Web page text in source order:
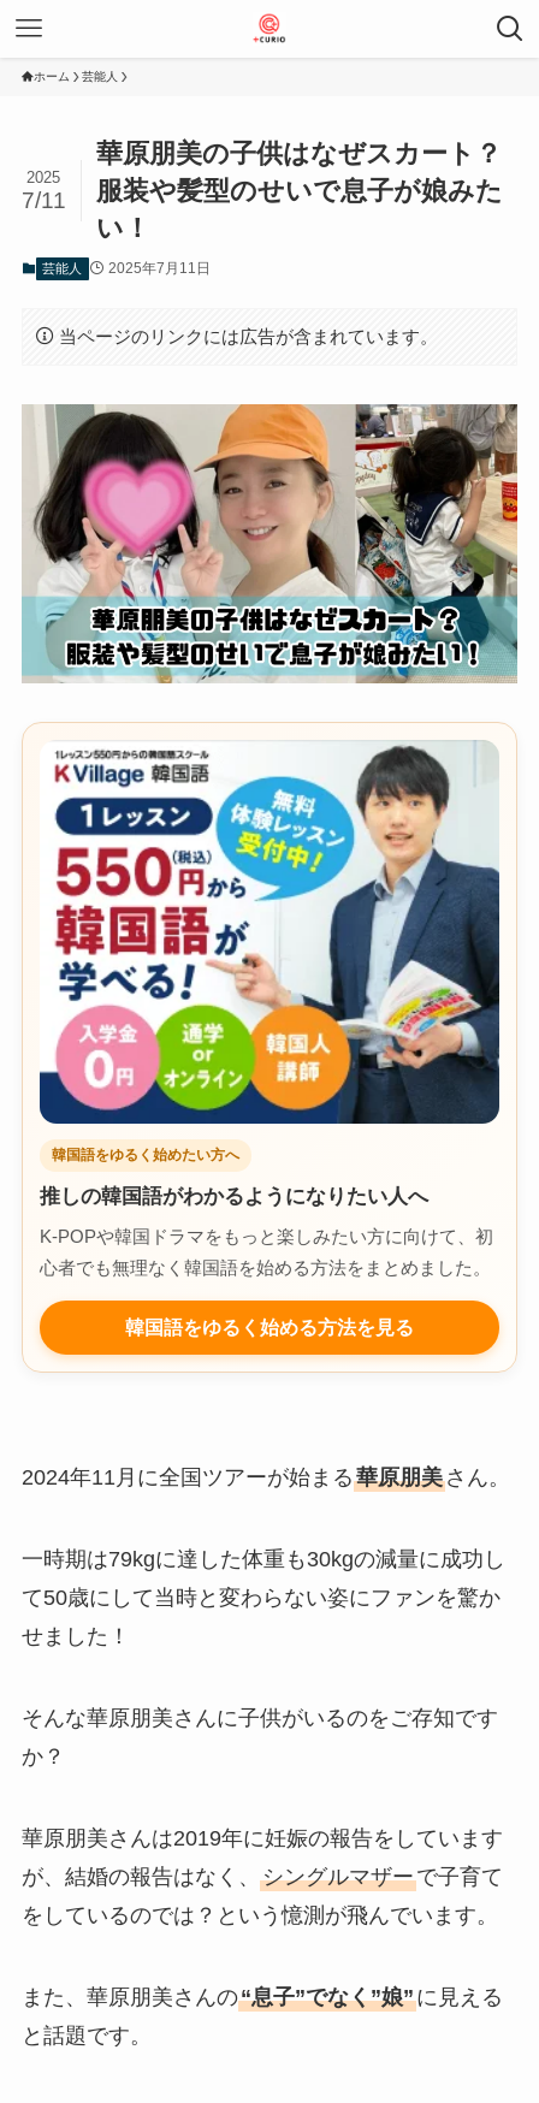
ホーム 芸能人
華原朋美の子供はなぜスカート？
服装や髪型のせいで息子が娘みた
い！
2025
7/11
芸能人 2025年7月11日
当ページのリンクには広告が含まれています。
韓国語をゆるく始めたい方へ
推しの韓国語がわかるようになりたい人へ
K-POPや韓国ドラマをもっと楽しみたい方に向けて、初
心者でも無理なく韓国語を始める方法をまとめました。
韓国語をゆるく始める方法を見る
2024年11月に全国ツアーが始まる華原朋美さん。
一時期は79kgに達した体重も30kgの減量に成功し
て50歳にして当時と変わらない姿にファンを驚か
せました！
そんな華原朋美さんに子供がいるのをご存知です
か？
華原朋美さんは2019年に妊娠の報告をしています
が、結婚の報告はなく、 シングルマザーで子育て
をしているのでは？という憶測が飛んでいます。
また、華原朋美さんの“息子”でなく”娘”に見える
と話題です。